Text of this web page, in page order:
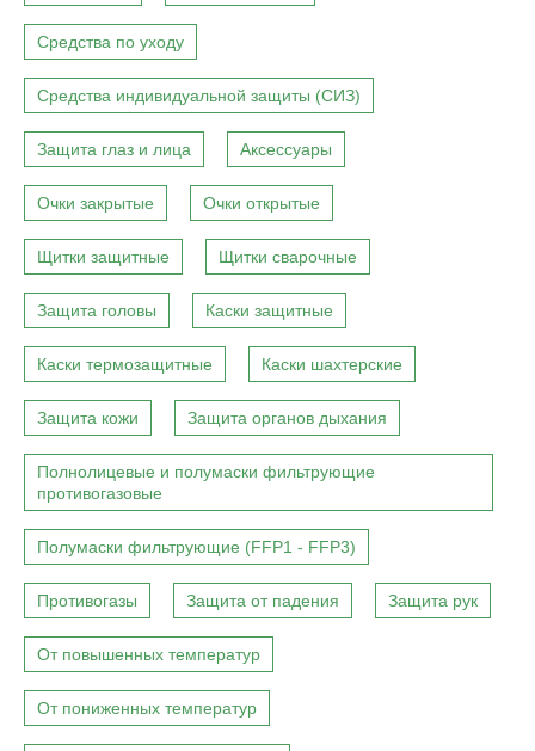
Средства по уходу
Средства индивидуальной защиты (СИЗ)
Защита глаз и лица Аксессуары
Очки закрытые Очки открытые
Щитки защитные Щитки сварочные
Защита головы Каски защитные
Каски термозащитные Каски шахтерские
Защита кожи Защита органов дыхания
Полнолицевые и полумаски фильтрующие
противогазовые
Полумаски фильтрующие (FFP1 - FFP3)
Противогазы Защита от падения Защита рук
От повышенных температур
От пониженных температур